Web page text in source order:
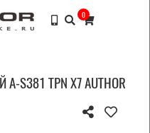
0
TPN X7 AUTHOR